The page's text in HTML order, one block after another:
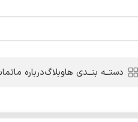
دستــه بنــدی هاوبلاگدرباره ما